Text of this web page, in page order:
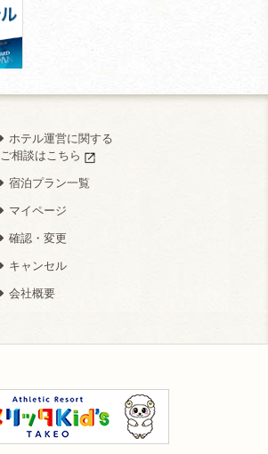
ホテル運営に関する
ご相談はこちら
宿泊プラン一覧
マイページ
確認・変更
キャンセル
会社概要